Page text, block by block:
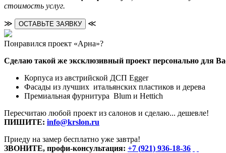
стоимость услуг.
≫ ОСТАВЬТЕ ЗАЯВКУ ≪
Понравился проект «Арна»?
Сделаю такой же эксклюзивный проект персонально для
Корпуса из австрийской ДСП Egger
Фасады из лучших итальянских пластиков и дерева
Премиальная фурнитура Blum и Hettich
Пересчитаю любой проект из салонов и сделаю... дешевле!
ПИШИТЕ: info@krslon.ru
Приеду на замер бесплатно уже завтра!
ЗВОНИТЕ, профи-консультация: +7 (921) 936-18-36